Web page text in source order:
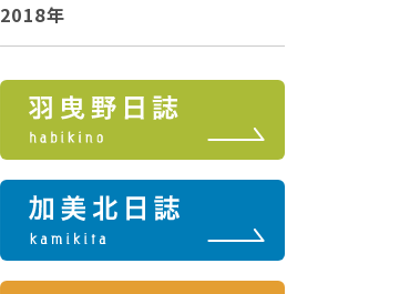
2018年